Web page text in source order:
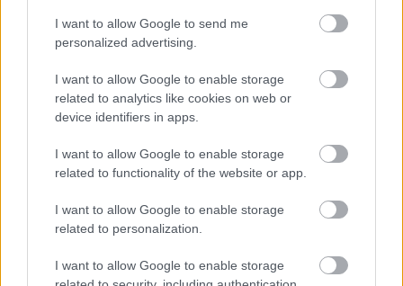
I want to allow Google to send me
personalized advertising.
I want to allow Google to enable storage
related to analytics like cookies on web or
device identifiers in apps.
I want to allow Google to enable storage
related to functionality of the website or app.
I want to allow Google to enable storage
related to personalization.
I want to allow Google to enable storage
beauty news.
ΔΙΑΒΑΖΟΝΤΑΙ ΤΩΡΑ
Το gadget από τα IKEA που κοστίζει κάτω από 2
ευρώ και θα βάλει σε τάξη το ντουλάπι της
κουζίνας σου